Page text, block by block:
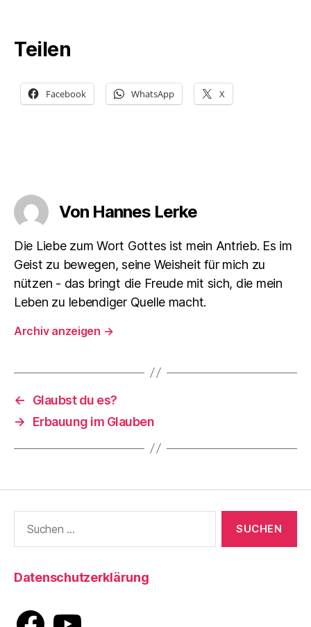
Teilen
Facebook WhatsApp X
Von Hannes Lerke
Die Liebe zum Wort Gottes ist mein Antrieb. Es im
Geist zu bewegen, seine Weisheit für mich zu
nützen - das bringt die Freude mit sich, die mein
Leben zu lebendiger Quelle macht.
Archiv anzeigen →
←
Glaubst du es?
→
Erbauung im Glauben
nach:
Datenschutzerklärung
FacebookYouTube